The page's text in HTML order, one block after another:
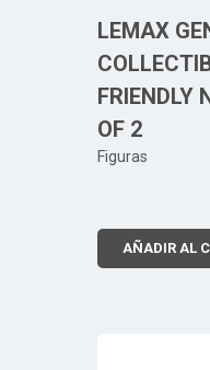
LEMAX
FRIENDLY
OF 2
Figuras
AÑADIR AL